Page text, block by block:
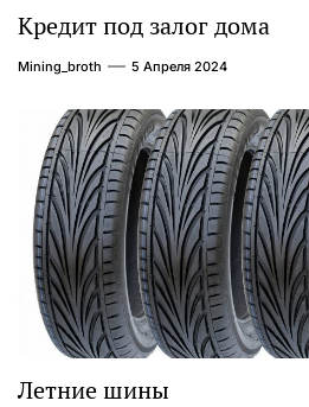
Кредит под залог дома
Mining_broth 5 Апреля 2024
Летние шины